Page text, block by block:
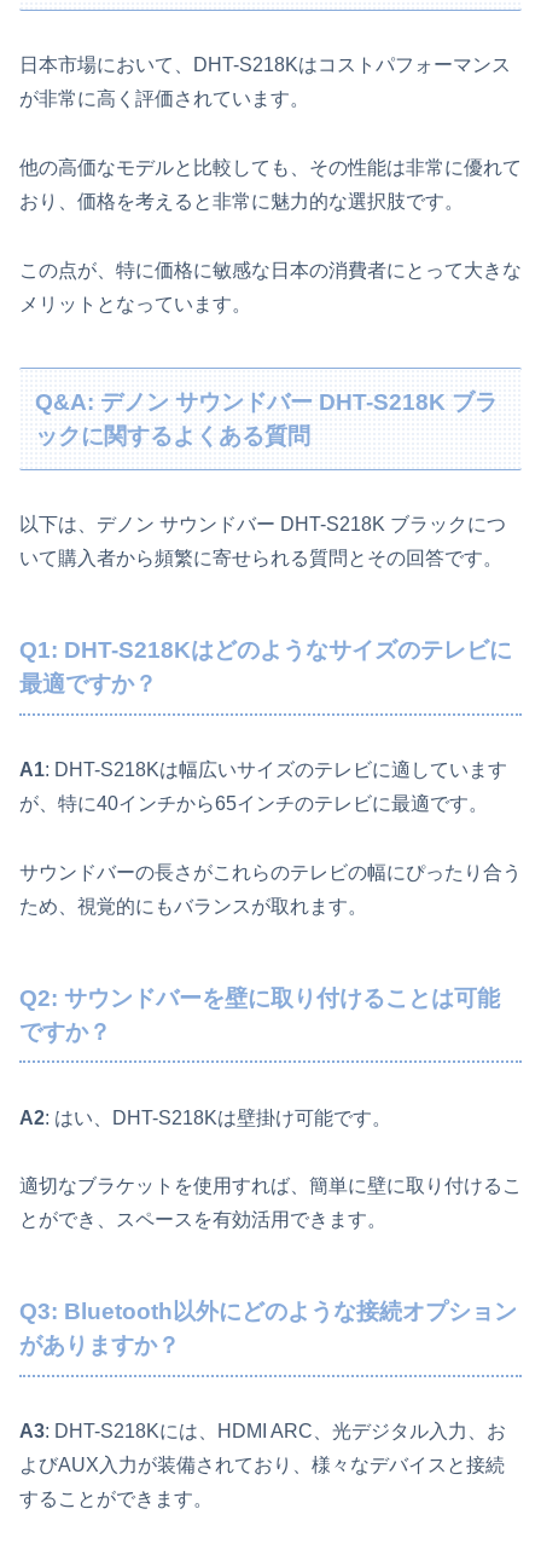
日本市場において、DHT-S218Kはコストパフォーマンス
が非常に高く評価されています。
他の高価なモデルと比較しても、その性能は非常に優れて
おり、価格を考えると非常に魅力的な選択肢です。
この点が、特に価格に敏感な日本の消費者にとって大きな
メリットとなっています。
Q&A: デノン サウンドバー DHT-S218K ブラ
ックに関するよくある質問
以下は、デノン サウンドバー DHT-S218K ブラックにつ
いて購入者から頻繁に寄せられる質問とその回答です。
Q1: DHT-S218Kはどのようなサイズのテレビに
最適ですか？
A1: DHT-S218Kは幅広いサイズのテレビに適しています
が、特に40インチから65インチのテレビに最適です。
サウンドバーの長さがこれらのテレビの幅にぴったり合う
ため、視覚的にもバランスが取れます。
Q2: サウンドバーを壁に取り付けることは可能
ですか？
A2: はい、DHT-S218Kは壁掛け可能です。
適切なブラケットを使用すれば、簡単に壁に取り付けるこ
とができ、スペースを有効活用できます。
Q3: Bluetooth以外にどのような接続オプション
がありますか？
A3: DHT-S218Kには、HDMI ARC、光デジタル入力、お
よびAUX入力が装備されており、様々なデバイスと接続
することができます。